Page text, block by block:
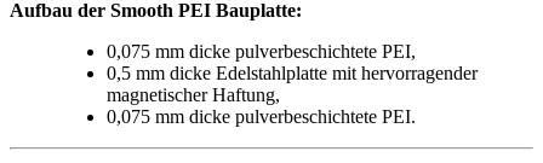
Aufbau der Smooth PEI Bauplatte:
0,075 mm dicke pulverbeschichtete PEI,
0,5 mm dicke Edelstahlplatte mit hervorragender
magnetischer Haftung,
0,075 mm dicke pulverbeschichtete PEI.